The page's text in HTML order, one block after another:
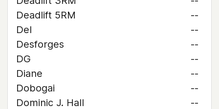
Deadlift 5RM
--
Del
--
Desforges
--
DG
--
Diane
--
Dobogai
--
Dominic J. Hall
--